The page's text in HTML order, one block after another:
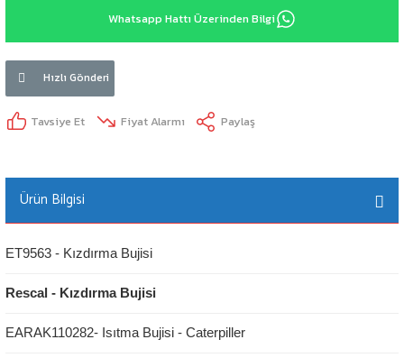
Whatsapp Hattı Üzerinden Bilgi
Hızlı Gönderi
Tavsiye Et Fiyat Alarmı Paylaş
Ürün Bilgisi
ET9563 - Kızdırma Bujisi
Rescal - Kızdırma Bujisi
EARAK110282- Isıtma Bujisi - Caterpiller